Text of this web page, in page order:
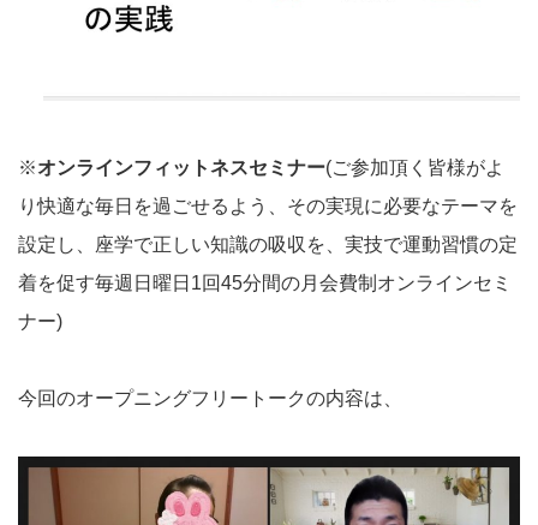
※オンラインフィットネスセミナー(ご参加頂く皆様がよ
り快適な毎日を過ごせるよう、その実現に必要なテーマを
設定し、座学で正しい知識の吸収を、実技で運動習慣の定
着を促す毎週日曜日1回45分間の月会費制オンラインセミ
ナー)
今回のオープニングフリートークの内容は、